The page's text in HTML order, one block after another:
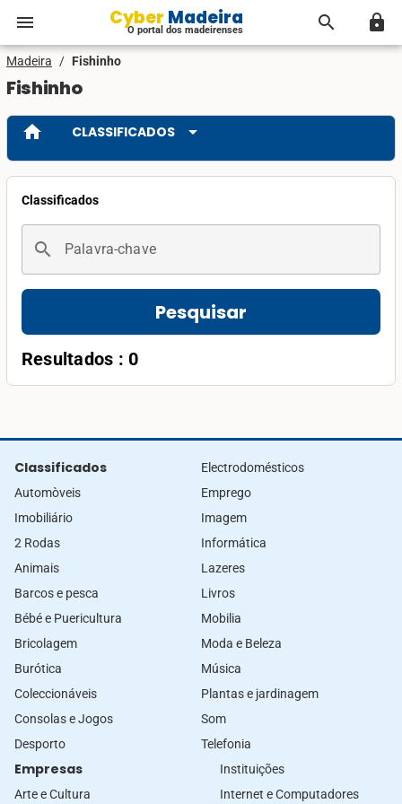
menu Cyber Madeira
O portal dos madeirenses search lock
Madeira / Fishinho
Fishinho
home CLASSIFICADOS arrow_drop_down
Classificados
search Palavra-chave
Pesquisar
Resultados : 0
Classificados
Automòveis
Imobiliário
2 Rodas
Animais
Barcos e pesca
Bébé e Puericultura
Bricolagem
Burótica
Coleccionáveis
Consolas e Jogos
Desporto
Electrodomésticos
Emprego
Imagem
Informática
Lazeres
Livros
Mobilia
Moda e Beleza
Música
Plantas e jardinagem
Som
Telefonia
Empresas
Arte e Cultura
Instituições
Internet e Computadores